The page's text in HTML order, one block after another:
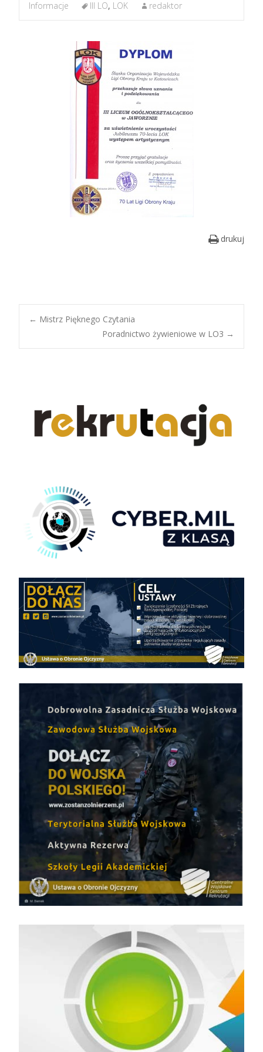
Informacje
III LO, LOK redaktor
drukuj
Post
← Mistrz Pięknego Czytania
Poradnictwo żywieniowe w LO3 →